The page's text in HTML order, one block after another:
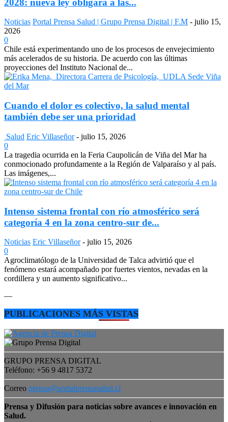
2028: nueva ley obligará a las...
Noticias Portal Prensa Salud | Grupo Prensa Digital | F.M - julio 15,
2026
0
Chile está experimentando uno de los procesos de envejecimiento
más acelerados de su historia. De acuerdo con las últimas
proyecciones del Instituto Nacional de...
Cuando el dolor es colectivo, la salud mental
también debe ser una prioridad
Salud Eric Villaseñor - julio 15, 2026
0
La tragedia ocurrida en la Feria Caupolicán de Viña del Mar ha
conmocionado profundamente a la Región de Valparaíso y al país.
Las imágenes,...
Intenso sistema frontal con río atmosférico será
categoría 4 en la zona centro-sur de...
Noticias Eric Villaseñor - julio 15, 2026
0
Agroclimatólogo de la Universidad de Talca advirtió que el
fenómeno estará acompañado por fuertes vientos, nevadas en la
cordillera y un aumento significativo...
—
PUBLICACIONES MÁS VISTAS
GRUPO PRENSA DIGITAL
Teléfono: +56 9 4817 5372
Correo prensa@portalprensasalud.cl
Prensa y Difusión para noticias sobre avances e innovación en
Salud.